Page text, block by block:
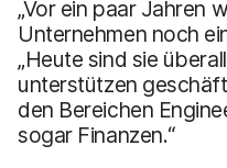
„Vor ein paar Jahren
Unternehmen noch
„Heute sind sie
unterstützen
den Bereichen
sogar Finanzen.“